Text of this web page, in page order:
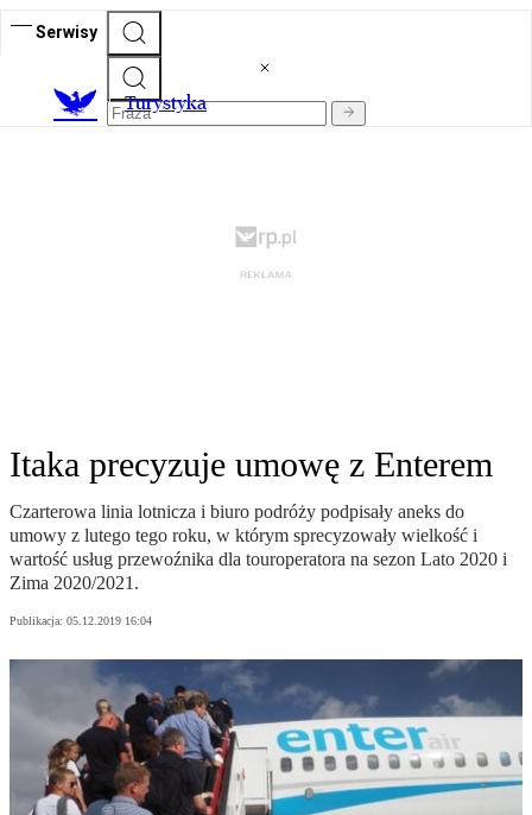
Serwisy
Turystyka
Itaka precyzuje umowę z Enterem
Czarterowa linia lotnicza i biuro podróży podpisały aneks do
umowy z lutego tego roku, w którym sprecyzowały wielkość i
wartość usług przewoźnika dla touroperatora na sezon Lato 2020 i
Zima 2020/2021.
Publikacja: 05.12.2019 16:04